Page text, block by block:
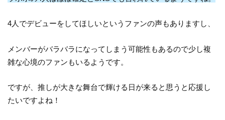
4人でデビューをしてほしいというファンの声もありますし、
メンバーがバラバラになってしまう可能性もあるので少し複
雑な心境のファンもいるようです。
ですが、推しが大きな舞台で輝ける日が来ると思うと応援し
たいですよね！